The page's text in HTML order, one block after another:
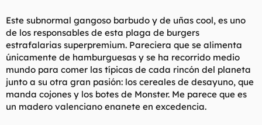
Este subnormal gangoso barbudo y de uñas cool, es uno
de los responsables de esta plaga de burgers
estrafalarias superpremium. Pareciera que se alimenta
únicamente de hamburguesas y se ha recorrido medio
mundo para comer las típicas de cada rincón del planeta
junto a su otra gran pasión: los cereales de desayuno, que
manda cojones y los botes de Monster. Me parece que es
un madero valenciano enanete en excedencia.